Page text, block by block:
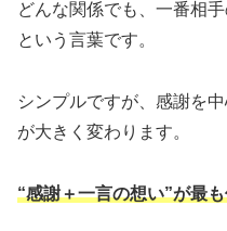
どんな関係でも、一番相
という言葉です。
シンプルですが、感謝を
が大きく変わります。
“感謝＋一言の想い”が最